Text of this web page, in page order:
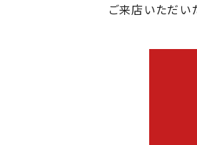
ご来店いただい